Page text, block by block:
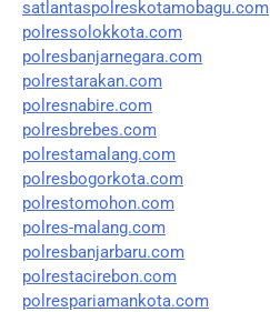
satlantaspolreskotamobagu.com
polressolokkota.com
polresbanjarnegara.com
polrestarakan.com
polresnabire.com
polresbrebes.com
polrestamalang.com
polresbogorkota.com
polrestomohon.com
polres-malang.com
polresbanjarbaru.com
polrestacirebon.com
polrespariamankota.com